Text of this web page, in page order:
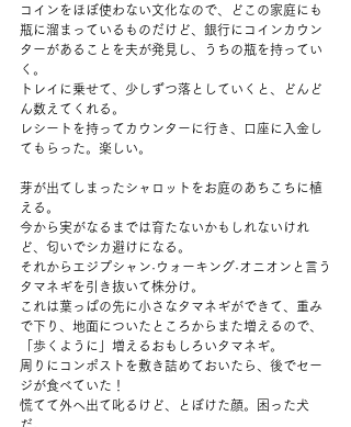
コインをほぼ使わない文化なので、どこの家庭にも
瓶に溜まっているものだけど、銀行にコインカウン
ターがあることを夫が発見し、うちの瓶を持ってい
く。
トレイに乗せて、少しずつ落としていくと、どんど
ん数えてくれる。
レシートを持ってカウンターに行き、口座に入金し
てもらった。楽しい。
芽が出てしまったシャロットをお庭のあちこちに植
える。
今から実がなるまでは育たないかもしれないけれ
ど、匂いでシカ避けになる。
それからエジプシャン·ウォーキング·オニオンと言う
タマネギを引き抜いて株分け。
これは葉っぱの先に小さなタマネギができて、重み
で下り、地面についたところからまた増えるので、
「歩くように」増えるおもしろいタマネギ。
周りにコンポストを敷き詰めておいたら、後でセー
ジが食べていた！
慌てて外へ出て叱るけど、とぼけた顔。困った犬